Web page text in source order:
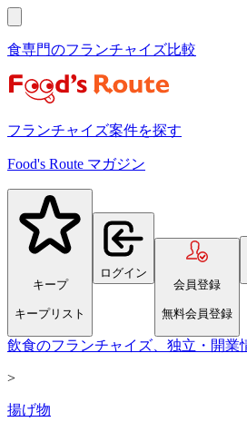
食専門のフランチャイズ比較
フランチャイズ案件を探す
Food's Route マガジン
キープ
キープリスト
ログイン
会員登録
無料会員登録
飲食のフランチャイズ、独立・開業
>
揚げ物